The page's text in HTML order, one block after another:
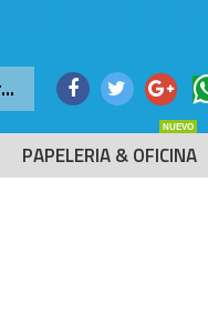
PAPELERIA & OFICINA
NUEVO